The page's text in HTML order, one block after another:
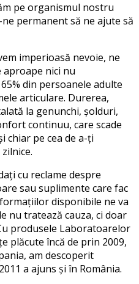
pe organismul nostru
permanent să ne ajute să
imperioasă nevoie, ne
aproape nici nu
din persoanele adulte
articulare. Durerea,
la genunchi, șolduri,
continuu, care scade
chiar pe cea de a-ți
cu reclame despre
sau suplimente care fac
disponibile ne va
nu tratează cauza, ci doar
produsele Laboratoarelor
plăcute încă de prin 2009,
am descoperit
a ajuns și în România.